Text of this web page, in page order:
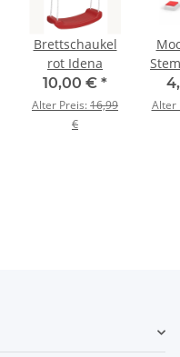
Brettschaukel
rot Idena
10,00 € *
Alter Preis:16,99
€
Alter